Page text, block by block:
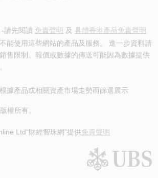
請先閱讀 免責聲明 及 具體香港產品免責聲明
能使用這些網站的產品及服務。 進一步資料請
售限制。報價或數據的傳送可能因為數據提供
據產品或相關資產市場走勢而篩選展示
版權所有。
Ltd“財經智珠網”提供免責聲明